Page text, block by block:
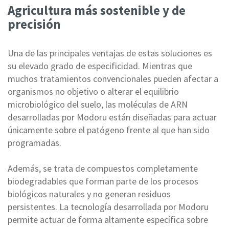
Agricultura más sostenible y de
precisión
Una de las principales ventajas de estas soluciones es
su elevado grado de especificidad. Mientras que
muchos tratamientos convencionales pueden afectar a
organismos no objetivo o alterar el equilibrio
microbiológico del suelo, las moléculas de ARN
desarrolladas por Modoru están diseñadas para actuar
únicamente sobre el patógeno frente al que han sido
programadas.
Además, se trata de compuestos completamente
biodegradables que forman parte de los procesos
biológicos naturales y no generan residuos
persistentes. La tecnología desarrollada por Modoru
permite actuar de forma altamente específica sobre